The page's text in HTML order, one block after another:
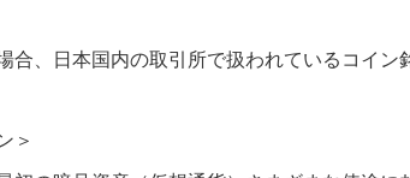
合、日本国内の取引所で扱われているコイ
＞